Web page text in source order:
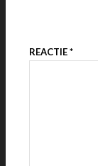
REACTIE*